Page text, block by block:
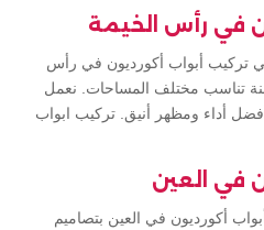
في رأس الخيمة
تركيب أبواب أكورديون في رأس
تناسب مختلف المساحات. نعمل
أداء ومظهر أنيق. تركيب ابواب
في العين
أكورديون في العين بتصاميم